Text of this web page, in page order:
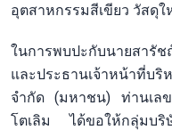
อุตสาหกรรมสีเขียว วัสดุ
ในการพบปะกับนายสารั
และประธานเจ้าหน้าที่บ
จำกัด (มหาชน) ท่านเล
โตเลิม ได้ขอให้กลุ่มบริ